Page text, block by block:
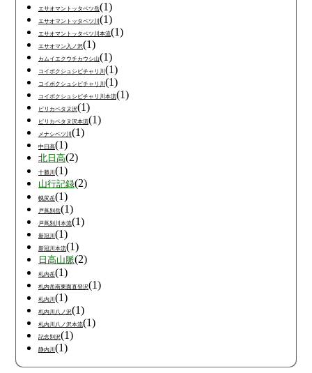
エサオマントッタベツ岳(1)
エサオマントッタベツ川 (1)
エサオマントッタベツ川本流(1)
エサオマン入ノ沢(1)
カムイエクウチカウシ山(1)
コイボクシュシビチャリ川 (1)
コイボクシュシビチャリ川 (1)
コイボクシュシビチャリ川本流(1)
ピリカペタヌ沢(1)
ピリカペタヌ沢本流(1)
メナシベツ川 (1)
中日高(1)
北日高(2)
十勝川 (1)
山行記録(2)
幌尻岳(1)
戸蔦別岳(1)
戸蔦別川本流(1)
新冠川 (1)
新冠川本流(1)
日高山脈(2)
札内岳(1)
札内岳南東面直登沢(1)
札内川 (1)
札内川八ノ沢(1)
札内川八ノ沢本流(1)
記念別沢(1)
静内川 (1)